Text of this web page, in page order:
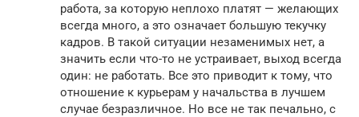
работа, за которую неплохо платят — желающих
всегда много, а это означает большую текучку
кадров. В такой ситуации незаменимых нет, а
значить если что-то не устраивает, выход всегда
один: не работать. Все это приводит к тому, что
отношение к курьерам у начальства в лучшем
случае безразличное. Но все не так печально, с